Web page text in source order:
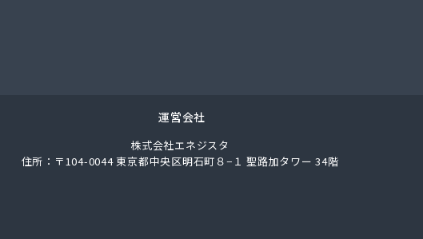
ワカサ 本社・燃料部/
運営会社
株式会社エネジスタ
住所：〒104-0044 東京都中央区明石町８−１ 聖路加タワー 34階